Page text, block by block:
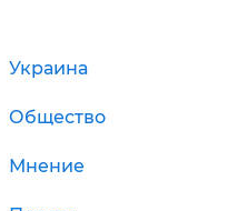
Украина
Общество
Мнение